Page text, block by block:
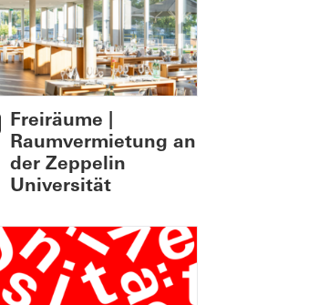
Freiräume |
Raumvermietung an
der Zeppelin
Universität